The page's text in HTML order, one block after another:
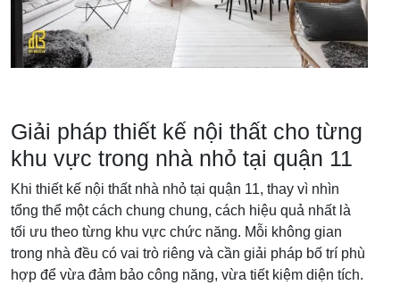
Giải pháp thiết kế nội thất cho từng
khu vực trong nhà nhỏ tại quận 11
Khi thiết kế nội thất nhà nhỏ tại quận 11, thay vì nhìn
tổng thể một cách chung chung, cách hiệu quả nhất là
tối ưu theo từng khu vực chức năng. Mỗi không gian
trong nhà đều có vai trò riêng và cần giải pháp bố trí phù
hợp để vừa đảm bảo công năng, vừa tiết kiệm diện tích.